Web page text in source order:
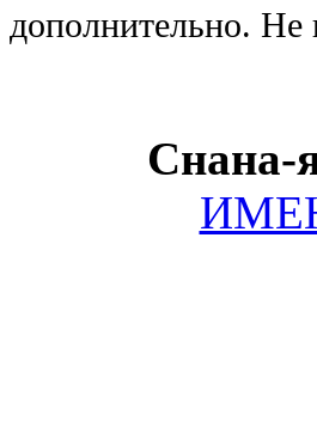
дополнительно. Не
Снана-